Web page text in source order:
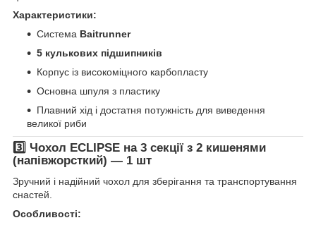
Характеристики:
Система Baitrunner
5 кулькових підшипників
Корпус із високоміцного карбопласту
Основна шпуля з пластику
Плавний хід і достатня потужність для виведення
великої риби
3️⃣ Чохол ECLIPSE на 3 секції з 2 кишенями
(напівжорсткий) — 1 шт
Зручний і надійний чохол для зберігання та транспортування
снастей.
Особливості: